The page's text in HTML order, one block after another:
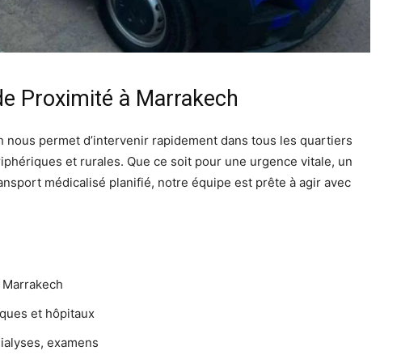
Proximité à Marrakech
nous permet d’intervenir rapidement dans tous les quartiers
et rurales. Que ce soit pour une urgence vitale, un
médicalisé planifié, notre équipe est prête à agir avec
et hôpitaux
examens